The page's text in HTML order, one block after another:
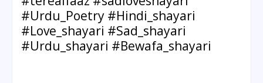
#Urdu_Poetry #Hindi_shayari
#Love_shayari #Sad_shayari
#Urdu_shayari #Bewafa_shayari